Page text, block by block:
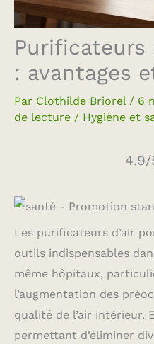
Purificateurs
: avantages
Par Clothilde Briorel / 6
de lecture / Hygiène et
Les purificateurs d’air
outils indispensables
même hôpitaux,
l’augmentation des
qualité de l’air intérieur.
permettant d’éliminer